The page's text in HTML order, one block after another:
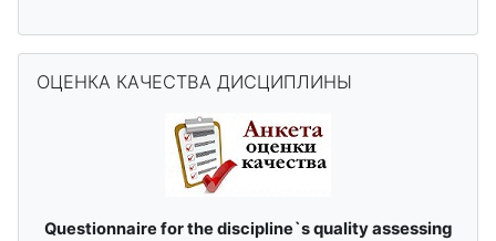
ОЦЕНКА КАЧЕСТВА ДИСЦИПЛИНЫ
Questionnaire for the discipline`squality assessing